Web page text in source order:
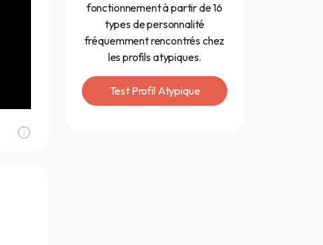
fonctionnement à partir de 16
types de personnalité
fréquemment rencontrés chez
les profils atypiques.
Test Profil Atypique